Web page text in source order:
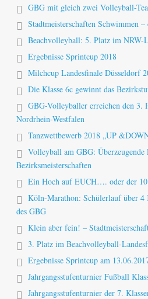
GBG mit gleich zwei Volleyball-
Stadtmeisterschaften Schwimmen
Beachvolleyball: 5. Platz im NRW-
Ergebnisse Sprintcup 2018
Milchcup Landesfinale Düsseldorf
Die Klasse 6c gewinnt das
GBG-Volleyballer erreichen den 3.
Nordrhein-Westfalen
Tanzwettbewerb 2018 „UP
Volleyball am GBG:
Bezirksmeisterschaften
Ein Hoch auf EUCH…. oder der
Köln-Marathon: Schülerlauf über
des GBG
Klein aber fein! –
3. Platz im Beachvolleyball-
Ergebnisse Sprintcup am
Jahrgangsstufenturnier Fußball
Jahrgangsstufenturnier der 7.